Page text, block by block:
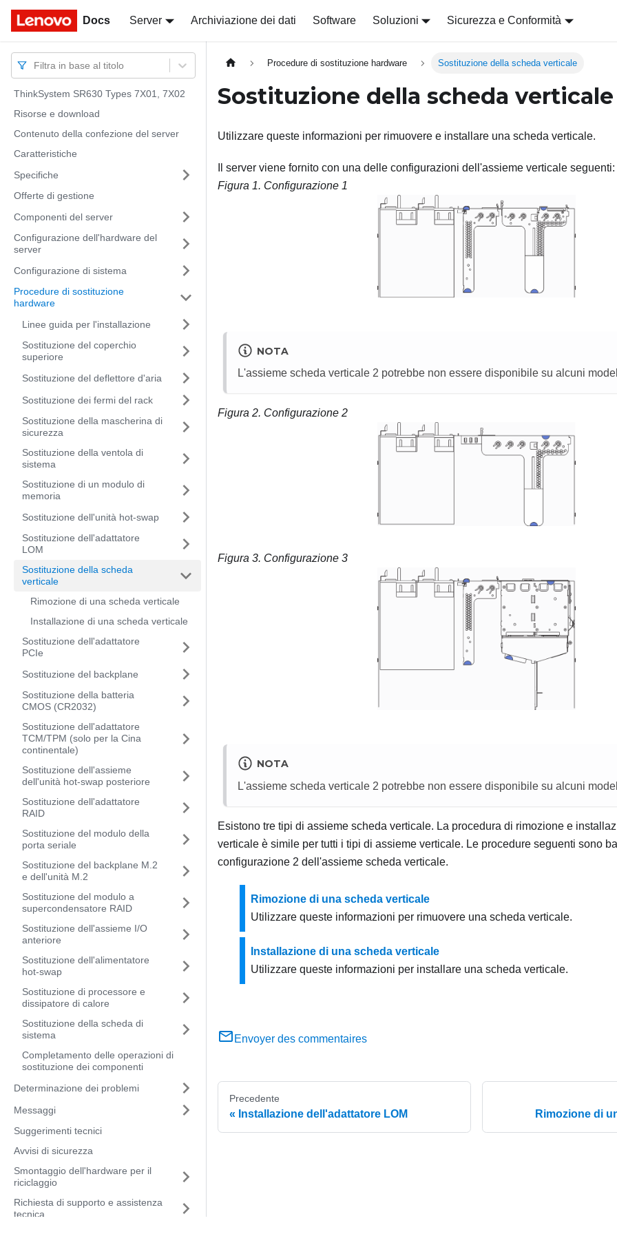
Docs Server Archiviazione dei dati Software Soluzioni Sicurezza e Conformità
Docs
Filtra in base al titolo
ThinkSystem SR630 Types 7X01, 7X02
Risorse e download
Contenuto della confezione del server
Caratteristiche
Specifiche
Offerte di gestione
Componenti del server
Configurazione dell'hardware del
server
Configurazione di sistema
Procedure di sostituzione
hardware
Linee guida per l'installazione
Sostituzione del coperchio
superiore
Sostituzione del deflettore d'aria
Sostituzione dei fermi del rack
Sostituzione della mascherina di
sicurezza
Sostituzione della ventola di
sistema
Sostituzione di un modulo di
memoria
Sostituzione dell'unità hot-swap
Sostituzione dell'adattatore
LOM
Sostituzione della scheda
verticale
Rimozione di una scheda verticale
Installazione di una scheda verticale
Sostituzione dell'adattatore
PCIe
Sostituzione del backplane
Sostituzione della batteria
CMOS (CR2032)
Sostituzione dell'adattatore
TCM/TPM (solo per la Cina
continentale)
Sostituzione dell'assieme
dell'unità hot-swap posteriore
Sostituzione dell'adattatore
RAID
Sostituzione del modulo della
porta seriale
Sostituzione del backplane M.2
e dell'unità M.2
Sostituzione del modulo a
supercondensatore RAID
Sostituzione dell'assieme I/O
anteriore
Sostituzione dell'alimentatore
hot-swap
Sostituzione di processore e
dissipatore di calore
Sostituzione della scheda di
sistema
Completamento delle operazioni di
sostituzione dei componenti
Determinazione dei problemi
Messaggi
Suggerimenti tecnici
Avvisi di sicurezza
Smontaggio dell'hardware per il
riciclaggio
Richiesta di supporto e assistenza
tecnica
Procedure di sostituzione hardware Sostituzione della scheda verticale
Sostituzione della scheda verticale
Utilizzare queste informazioni per rimuovere e installare una scheda verticale.
Il server viene fornito con una delle configurazioni dell'assieme verticale seguenti:
Figura 1. Configurazione 1
NOTA
L'assieme scheda verticale 2 potrebbe non essere disponibile su alcuni
Figura 2. Configurazione 2
Figura 3. Configurazione 3
NOTA
L'assieme scheda verticale 2 potrebbe non essere disponibile su alcuni
Esistono tre tipi di assieme scheda verticale. La procedura di rimozione e
verticale è simile per tutti i tipi di assieme verticale. Le procedure seguenti sono
configurazione 2 dell'assieme scheda verticale.
Rimozione di una scheda verticale
Utilizzare queste informazioni per rimuovere una scheda verticale.
Installazione di una scheda verticale
Utilizzare queste informazioni per installare una scheda verticale.
Envoyer des commentaires
Precedente
Installazione dell'adattatore LOM Rimozione di